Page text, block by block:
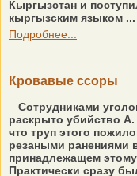
Кыргызстан и
кыргызским языком ...
Подробнее...
Кровавые ссоры
Сотрудниками
раскрыто убийство
что труп этого
резаными ранениями
принадлежащем
Практически сразу